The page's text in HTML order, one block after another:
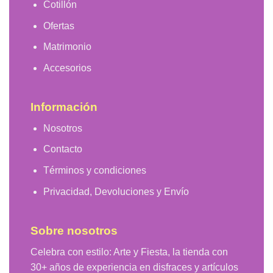
Cotillón
Ofertas
Matrimonio
Accesorios
Información
Nosotros
Contacto
Términos y condiciones
Privacidad, Devoluciones y Envío
Sobre nosotros
Celebra con estilo: Arte y Fiesta, la tienda con
30+ años de experiencia en disfraces y artículos